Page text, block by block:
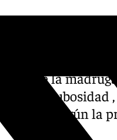
a la
desde la
la
lluvia, según la